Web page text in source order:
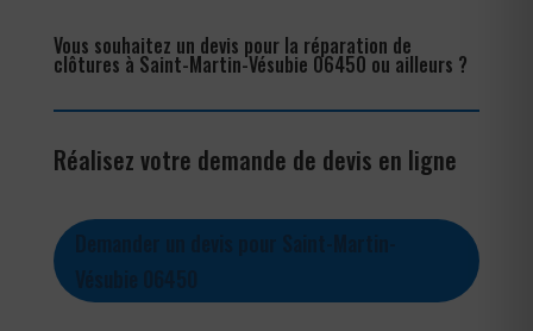
Vous souhaitez un devis pour la réparation de
clôtures à Saint-Martin-Vésubie 06450 ou ailleurs ?
Réalisez votre demande de devis en ligne